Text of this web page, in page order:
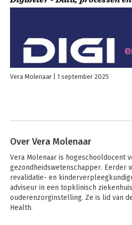
Vera Molenaar 1 september 2025
Over Vera Molenaar
Vera Molenaar is hogeschooldocent
gezondheidswetenschapper. Eerder
revalidatie- en
adviseur in een topklinisch
ouderenzorginstelling. Ze is lid van
Health.